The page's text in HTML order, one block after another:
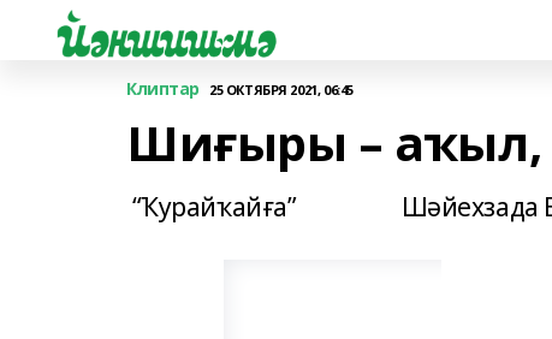
Клиптар 25 ОКТЯБРЯ 2021, 06:45
Шиғыры – аҡыл,
“Ҡурайҡайға” Шәйехзада